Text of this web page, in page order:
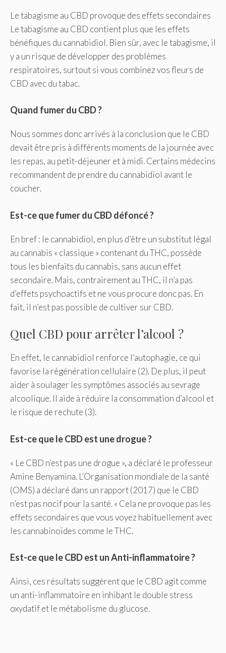
Le tabagisme au CBD provoque des effets secondaires
Le tabagisme au CBD contient plus que les effets
bénéfiques du cannabidiol. Bien sûr, avec le tabagisme, il
y a un risque de développer des problèmes
respiratoires, surtout si vous combinez vos fleurs de
CBD avec du tabac.
Quand fumer du CBD ?
Nous sommes donc arrivés à la conclusion que le CBD
devait être pris à différents moments de la journée avec
les repas, au petit-déjeuner et à midi. Certains médecins
recommandent de prendre du cannabidiol avant le
coucher.
Est-ce que fumer du CBD défoncé ?
En bref : le cannabidiol, en plus d’être un substitut légal
au cannabis « classique » contenant du THC, possède
tous les bienfaits du cannabis, sans aucun effet
secondaire. Mais, contrairement au THC, il n’a pas
d’effets psychoactifs et ne vous procure donc pas. En
fait, il n’est pas possible de cultiver sur CBD.
Quel CBD pour arrêter l’alcool ?
En effet, le cannabidiol renforce l’autophagie, ce qui
favorise la régénération cellulaire (2). De plus, il peut
aider à soulager les symptômes associés au sevrage
alcoolique. Il aide à réduire la consommation d’alcool et
le risque de rechute (3).
Est-ce que le CBD est une drogue ?
« Le CBD n’est pas une drogue », a déclaré le professeur
Amine Benyamina. L’Organisation mondiale de la santé
(OMS) a déclaré dans un rapport (2017) que le CBD
n’est pas nocif pour la santé. « Cela ne provoque pas les
effets secondaires que vous voyez habituellement avec
les cannabinoïdes comme le THC.
Est-ce que le CBD est un Anti-inflammatoire ?
Ainsi, ces résultats suggèrent que le CBD agit comme
un anti-inflammatoire en inhibant le double stress
oxydatif et le métabolisme du glucose.